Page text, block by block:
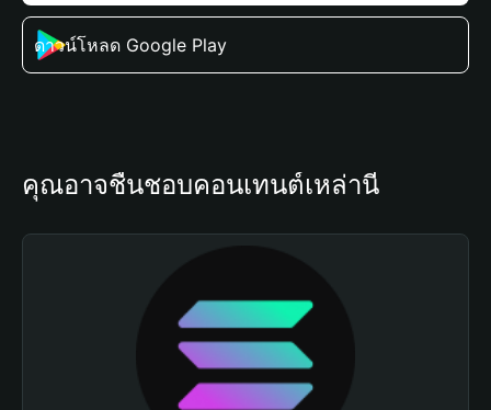
ดาวน์โหลด Google Play
คุณอาจชื่นชอบคอนเทนต์เหล่านี้